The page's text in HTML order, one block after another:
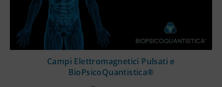
Campi Elettromagnetici Pulsati e
BioPsicoQuantistica®